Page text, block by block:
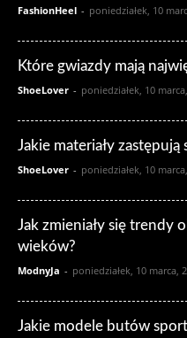
FashionHeel - poniedziałek, 10
Które gwiazdy mają
ShoeLover - poniedziałek, 10
Jakie materiały zastępują
ShoeLover - poniedziałek, 10
Jak zmieniały się trendy
wieków?
ModnyJa - poniedziałek, 10 marca,
Jakie modele butów